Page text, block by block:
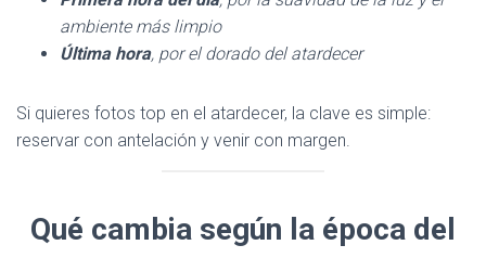
ambiente más limpio
Última hora, por el dorado del atardecer
Si quieres fotos top en el atardecer, la clave es simple:
reservar con antelación y venir con margen.
Qué cambia según la época del